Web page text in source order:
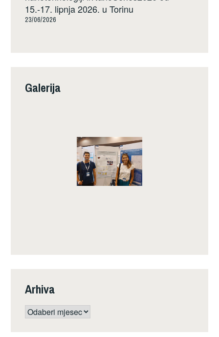
15.-17. lipnja 2026. u Torinu
23/06/2026
Galerija
Arhiva
Arhiva